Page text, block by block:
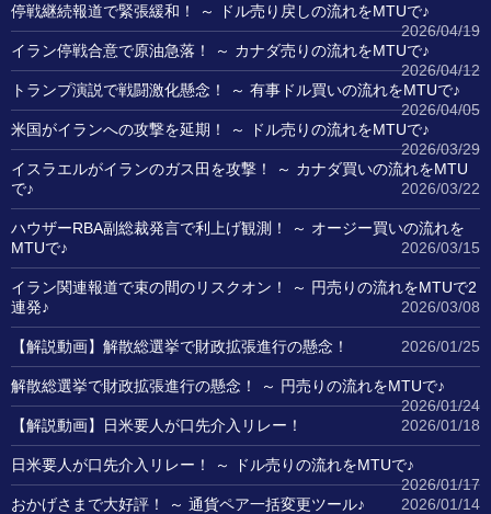
停戦継続報道で緊張緩和！ ～ ドル売り戻しの流れをMTUで♪
2026/04/19
イラン停戦合意で原油急落！ ～ カナダ売りの流れをMTUで♪
2026/04/12
トランプ演説で戦闘激化懸念！ ～ 有事ドル買いの流れをMTUで♪
2026/04/05
米国がイランへの攻撃を延期！ ～ ドル売りの流れをMTUで♪
2026/03/29
イスラエルがイランのガス田を攻撃！ ～ カナダ買いの流れをMTU
で♪
2026/03/22
ハウザーRBA副総裁発言で利上げ観測！ ～ オージー買いの流れを
MTUで♪
2026/03/15
イラン関連報道で束の間のリスクオン！ ～ 円売りの流れをMTUで2
連発♪
2026/03/08
【解説動画】解散総選挙で財政拡張進行の懸念！ 2026/01/25
解散総選挙で財政拡張進行の懸念！ ～ 円売りの流れをMTUで♪
2026/01/24
【解説動画】日米要人が口先介入リレー！
2026/01/18
日米要人が口先介入リレー！ ～ ドル売りの流れをMTUで♪
2026/01/17
おかげさまで大好評！ ～ 通貨ペア一括変更ツール♪
2026/01/14